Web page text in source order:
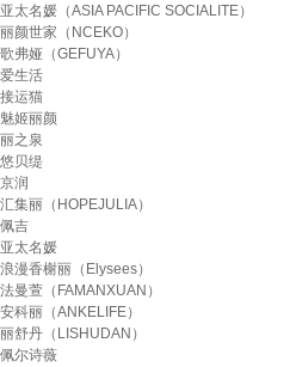
亚太名媛（ASIA PACIFIC SOCIALITE）
丽颜世家（NCEKO）
歌弗娅（GEFUYA）
爱生活
接运猫
魅姬丽颜
丽之泉
悠贝缇
京润
汇集丽（HOPEJULIA）
佩吉
亚太名媛
浪漫香榭丽（Elysees）
法曼萱（FAMANXUAN）
安科丽（ANKELIFE）
丽舒丹（LISHUDAN）
佩尔诗薇